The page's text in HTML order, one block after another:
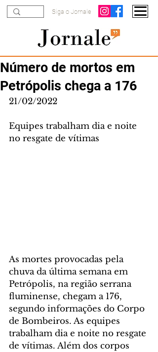
Siga o Jornale
Número de mortos em
Petrópolis chega a 176
21/02/2022
Equipes trabalham dia e noite
no resgate de vítimas
As mortes provocadas pela
chuva da última semana em
Petrópolis, na região serrana
fluminense, chegam a 176,
segundo informações do Corpo
de Bombeiros. As equipes
trabalham dia e noite no resgate
de vítimas. Além dos corpos